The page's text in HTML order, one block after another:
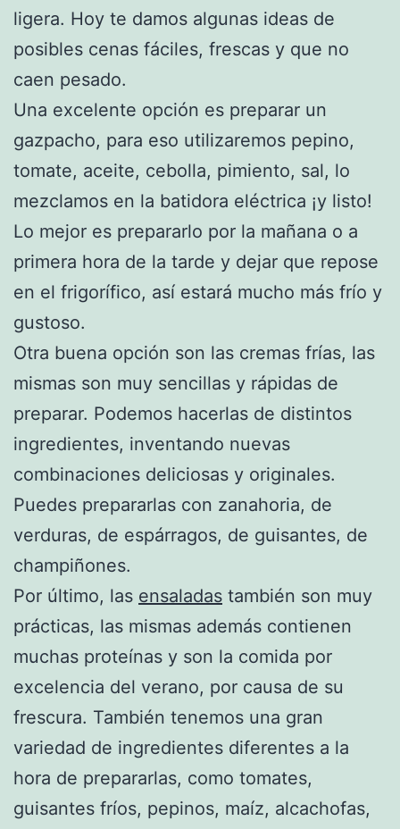
ligera. Hoy te damos algunas ideas de
posibles cenas fáciles, frescas y que no
caen pesado.
Una excelente opción es preparar un
gazpacho, para eso utilizaremos pepino,
tomate, aceite, cebolla, pimiento, sal, lo
mezclamos en la batidora eléctrica ¡y listo!
Lo mejor es prepararlo por la mañana o a
primera hora de la tarde y dejar que repose
en el frigorífico, así estará mucho más frío y
gustoso.
Otra buena opción son las cremas frías, las
mismas son muy sencillas y rápidas de
preparar. Podemos hacerlas de distintos
ingredientes, inventando nuevas
combinaciones deliciosas y originales.
Puedes prepararlas con zanahoria, de
verduras, de espárragos, de guisantes, de
champiñones.
Por último, las ensaladas también son muy
prácticas, las mismas además contienen
muchas proteínas y son la comida por
excelencia del verano, por causa de su
frescura. También tenemos una gran
variedad de ingredientes diferentes a la
hora de prepararlas, como tomates,
guisantes fríos, pepinos, maíz, alcachofas,